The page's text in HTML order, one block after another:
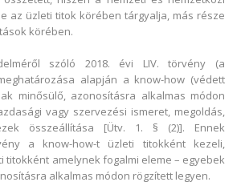
az üzleti titok körében tárgyalja, más része
körében.
szóló 2018. évi LIV. törvény (a
alapján a know-how (védett
minősülő, azonosításra alkalmas módon
vagy szervezési ismeret, megoldás,
összeállítása [Ütv. 1. § (2)]. Ennek
a know-how-t üzleti titokként kezeli,
titokként amelynek fogalmi eleme – egyebek
alkalmas módon rögzített legyen.